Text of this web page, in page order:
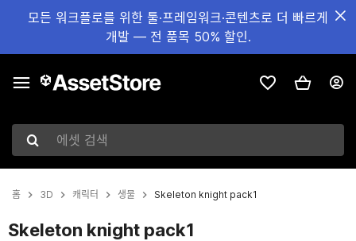
모든 워크플로를 위한 툴·프레임워크·콘텐츠로 더 빠르게
개발 — 전 품목 50% 할인.
에셋 검색
홈 3D 캐릭터 생물 Skeleton knight pack1
Skeleton knight pack1